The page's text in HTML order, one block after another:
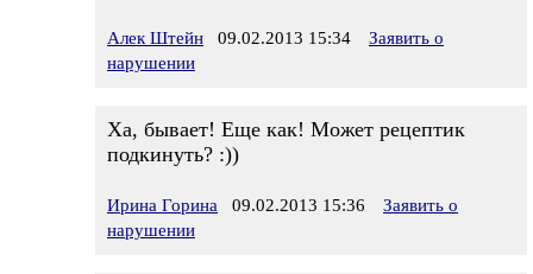
Алек Штейн 09.02.2013 15:34
Заявить о
нарушении
Ха, бывает! Еще как! Может рецептик
подкинуть? :))
Ирина Горина 09.02.2013 15:36
Заявить о
нарушении